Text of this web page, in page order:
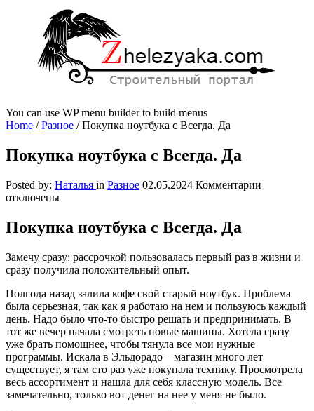
You can use WP menu builder to build menus
Home /Разное /Покупка ноутбука с Всегда. Да
Покупка ноутбука с Всегда. Да
Posted by: Наталья in Разное 02.05.2024 Комментарии
Да
отключены
Покупка ноутбука с Всегда. Да
Замечу сразу: рассрочкой пользовалась первый раз в жизни и
сразу получила положительный опыт.
Полгода назад залила кофе свой старый ноутбук. Проблема
была серьезная, так как я работаю на нем и пользуюсь каждый
день. Надо было что-то быстро решать и предпринимать. В
тот же вечер начала смотреть новые машины. Хотела сразу
уже брать помощнее, чтобы тянула все мои нужные
программы. Искала в Эльдорадо – магазин много лет
существует, я там сто раз уже покупала технику. Просмотрела
весь ассортимент и нашла для себя классную модель. Все
замечательно, только вот денег на нее у меня не было.